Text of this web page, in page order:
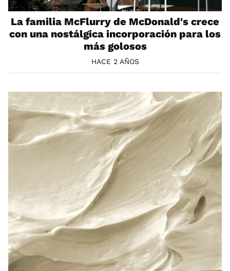
La familia McFlurry de McDonald's crece
con una nostálgica incorporación para los
más golosos
HACE 2 AÑOS